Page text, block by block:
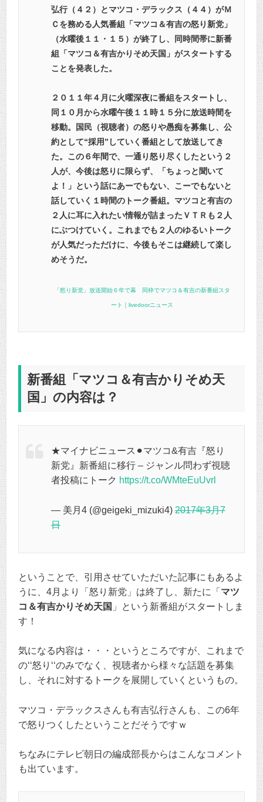
弘行（４２）とマツコ・デラックス（４４）がＭ
Ｃを務める人気番組「マツコ＆有吉の怒り新党」
（水曜後１１・１５）が終了し、同時間帯に新番
組「マツコ＆有吉かりそめ天国」がスタートする
ことを発表した。
２０１１年４月に火曜深夜に番組をスタートし、
同１０月から水曜午後１１時１５分に放送時間を
移動。国民（視聴者）の怒りや愚痴を募集し、公
約として“採用”していく番組として放送してき
た。この６年間で、一通り怒り尽くしたという２
人が、今後は怒りに限らず、「ちょっと聞いて
よ！」という話にあーでもない、こーでもないと
話していく１時間のトーク番組。マツコと有吉の
２人に耳に入れたい情報が詰まったＶＴＲも２人
にぶつけていく。これまでも２人のゆるいトーク
が人気だっただけに、今後もそこは継続して楽し
めそうだ。
「怒り新党」放送開始６年で幕 同枠でマツコ＆有吉の新番組スタ
ート｜livedoorニュース
新番組「マツコ＆有吉かりそめ天
国」の内容は？
★マイナビニュース⚫︎マツコ&有吉『怒り
新党』新番組に移行 – ジャンル問わず視聴
者投稿にトーク https://t.co/WMteEuUvrl
— 美月4 (@geigeki_mizuki4) 2017年3月7
日
ということで、引用させていただいた記事にもあるよ
うに、4月より「怒り新党」は終了し、新たに「 マツ
コ＆有吉かりそめ天国 」という新番組がスタートしま
す！
気になる内容は・・・というところですが、これまで
の‘‘怒り‘‘のみでなく、視聴者から様々な話題を募集
し、それに対するトークを展開していくというもの。
マツコ・デラックスさんも有吉弘行さんも、この6年
で怒りつくしたということだそうですｗ
ちなみにテレビ朝日の編成部長からはこんなコメント
も出ています。